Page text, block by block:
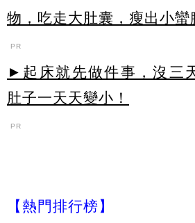
物，吃走大肚囊，瘦出小蠻
PR
►起床就先做件事，沒三
肚子一天天變小！
PR
【熱門排行榜】